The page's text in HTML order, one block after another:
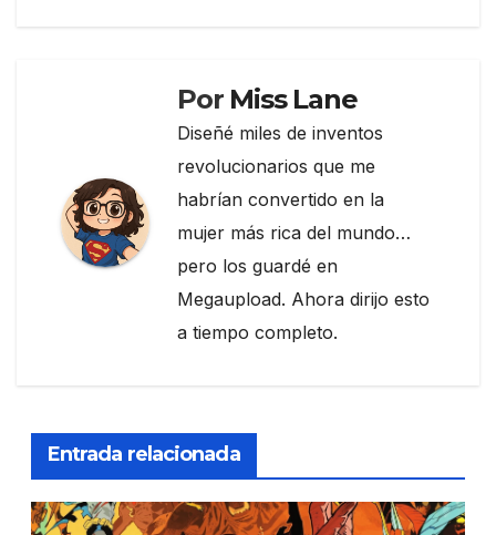
Por Miss Lane
Diseñé miles de inventos
revolucionarios que me
habrían convertido en la
mujer más rica del mundo…
pero los guardé en
Megaupload. Ahora dirijo esto
a tiempo completo.
Entrada relacionada